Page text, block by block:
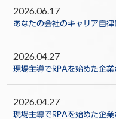
2026.06.17
あなたの会社のキャリア自
2026.04.27
現場主導でRPAを始めた企
2026.04.27
現場主導でRPAを始めた企